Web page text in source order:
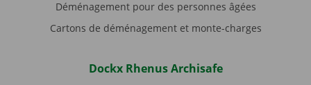
Déménagement pour des personnes âgées
Cartons de déménagement et monte-charges
Dockx Rhenus Archisafe